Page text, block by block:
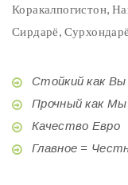
Коракалпогистон,
Сирдарё,
Стойкий как Вы
Прочный как Мы
Качество Евро
Главное =